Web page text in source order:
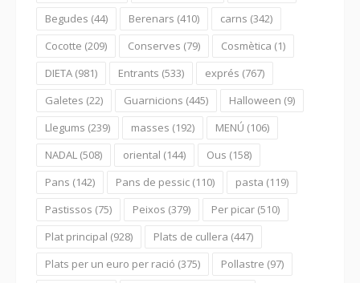
Begudes (44) Berenars (410) carns (342)
Cocotte (209) Conserves (79) Cosmètica (1)
DIETA (981) Entrants (533) exprés (767)
Galetes (22) Guarnicions (445) Halloween (9)
Llegums (239) masses (192) MENÚ (106)
NADAL (508) oriental (144) Ous (158)
Pans (142) Pans de pessic (110) pasta (119)
Pastissos (75) Peixos (379) Per picar (510)
Plat principal (928) Plats de cullera (447)
Plats per un euro per ració (375) Pollastre (97)